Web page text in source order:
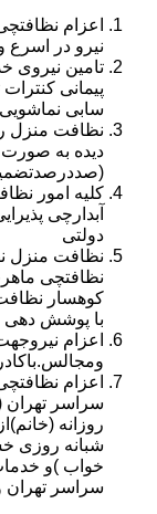
اعزام
نیرو در اسرع
تامین نیروی
پیمانی
سابی
نظافت منزل
دیده به صورت
کلیه امور
آبدارچی
دولتی
نظافت منزل
نظافتچی
کوهسار
با پوشش دهی
اعزام
اعزام
سراسر تهران
شبانه
خواب )و
سراسر تهران